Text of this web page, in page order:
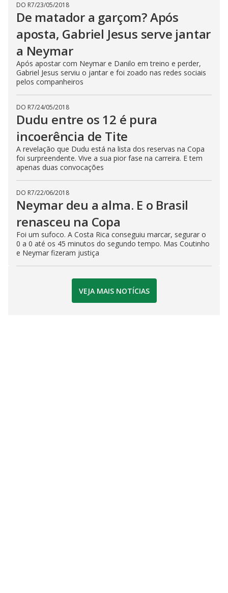
DO R7/23/05/2018
De matador a garçom? Após
aposta, Gabriel Jesus serve jantar
a Neymar
Após apostar com Neymar e Danilo em treino e perder,
Gabriel Jesus serviu o jantar e foi zoado nas redes sociais
pelos companheiros
DO R7/24/05/2018
Dudu entre os 12 é pura
incoerência de Tite
A revelação que Dudu está na lista dos reservas na Copa
foi surpreendente. Vive a sua pior fase na carreira. E tem
apenas duas convocações
DO R7/22/06/2018
Neymar deu a alma. E o Brasil
renasceu na Copa
Foi um sufoco. A Costa Rica conseguiu marcar, segurar o
0 a 0 até os 45 minutos do segundo tempo. Mas Coutinho
e Neymar fizeram justiça
VEJA MAIS NOTÍCIAS